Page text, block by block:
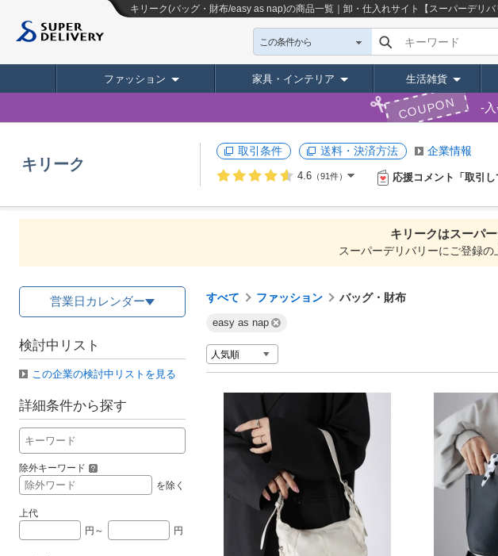
キリーク(バッグ・財布/easy as nap)の商品一覧｜卸・仕入れサイト【スーパーデリバ
この条件から キーワード
ファッション 家具・インテリア 生活雑貨
COUPON
キリーク
取引条件 送料・決済方法 企業情報
4.6（91件） 応援コメント「取引し
キリークはスーパ
スーパーデリバリーにご登録の
営業日カレンダー
検討中リスト
この企業の検討中リストを見る
詳細条件から探す
除外キーワード
を除く
上代
円～
円
すべて ファッション バッグ・財布
easy as nap